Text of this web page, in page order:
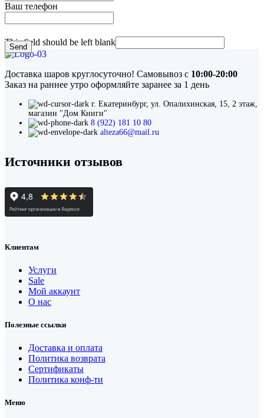
Ваш телефон
Send
This field should be left blank
Доставка шаров круглосуточно! Самовывоз с 10:00-20:00
Заказ на раннее утро оформляйте заранее за 1 день
г. Екатеринбург, ул. Опалихинская, 15, 2 этаж,
магазин "Дом Книги"
8 (922) 181 10 80
alteza66@mail.ru
Источники отзывов
Клиентам
Услуги
Sale
Мой аккаунт
О нас
Полезные ссылки
Доставка и оплата
Политика возврата
Сертификаты
Политика конф-ти
Меню